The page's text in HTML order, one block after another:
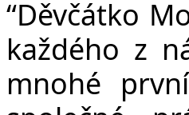
“Děvčátko
každého z
mnohé